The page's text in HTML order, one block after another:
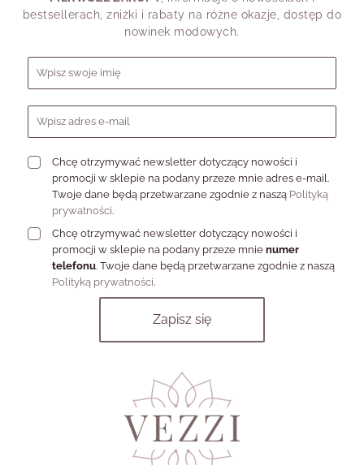
dodatki. Vezzi oferuje szeroki wybór kolczyków krzyży, które z
pewnością spełnią oczekiwania nawet najbardziej wymagających
klientów. W kolekcji dostępne są zarówno klasyczne, subtelne
wzory, jak i bardziej nowoczesne, odważne projekty. Dzięki
różnorodności stylów i wykończeń każdy znajdzie coś dla siebie.
Kolczyki krzyże z Vezzi to nie tylko modny dodatek, ale także
jako prezent na różne okazje – od urodzin, przez święta, aż po
Wybierając kolczyki krzyże z Vezzi, dajesz nie tylko elegancki
prezent, ale także wyrażasz troskę o najbliższych. Skorzystaj z
naszej oferty i obdaruj bliską osobę czymś wyjątkowym!
FAQ - kolczyki krzyże
Czy kolczyki krzyże pasują tylko do
Czy kolczyki krzyże mogą być dobrym
Czy kolczyki z motywem krzyża mają
bestsellerach, zniżki i rabaty na różne okazje, dostęp do
nowinek modowych.
Formularz zapisu do newslettera
Chcę otrzymywać newsletter dotyczący nowości i
promocji w sklepie na podany przeze mnie adres e-mail.
Twoje dane będą przetwarzane zgodnie z naszą Polityką
prywatności.
Chcę otrzymywać newsletter dotyczący nowości i
promocji w sklepie na podany przeze mnie numer
telefonu. Twoje dane będą przetwarzane zgodnie z naszą
Polityką prywatności.